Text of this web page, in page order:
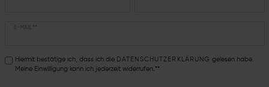
Hiermit bestätige ich, dass ich die DATEN­SCHUTZ­ERKLÄRUNG gelesen habe.
Meine Einwilligung kann ich jederzeit widerrufen.**